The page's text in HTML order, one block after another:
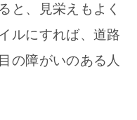
と、見栄えもよく
ルにすれば、道路
の障がいのある人